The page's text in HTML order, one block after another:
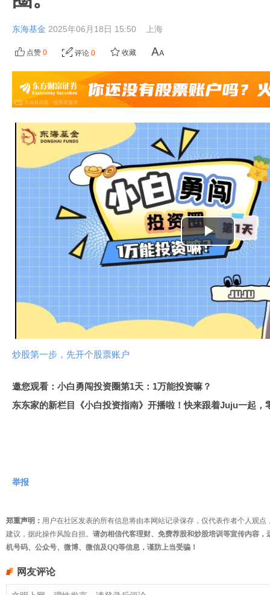
东海基金 2025年06月18日 15:50 上海
点赞 0 评论 0 收藏
播
放
视
炒股第一步，先开个股票账户
邀您观看：小白勇闯投资圈第1天：1万能投资嘛？
东东家的新栏目《小白投资指南》开播啦！快来跟着Juju一起，
举报
郑重声明： 用户在社区发表的所有信息将由本网站记录保存，仅代表作者个人观
建议，据此操作风险自担。 请勿相信代客理财、免费荐股和炒股培训等宣传内容
机号码、公众号、微博、微信及QQ等信息，谨防上当受骗！
网友评论